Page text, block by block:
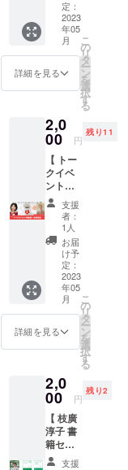
CAMPFIRE
のパート
ラムに参
調達貢献額
は累計1億円
を突破しま
初心者でも
個人でも支
援が集まる
プロジェク
トページを
作成するノ
ウハウをま
とめたサイ
ト
」を運営し
ています。
起案相談は
"無料" で受
援をし
たい人
向けの
リター
ンで
す。 イ
ベント
初日の
場から
実施す
る「配
信イベ
ント」
を視聴
するこ
とがで
きま
す。 ま
た、会
場に掲
載する
「主催
者から
の感謝
コメン
のリ
ターン
の口数
と支援
者数の
合計の
数字に
定：
2023
年05
月
詳細を見る
こ
の
リ
タ
ー
ン
を
選
択
す
る
2,0
00 円
残り11
【 トー
クイベ
ント①
参加券
】\\ 南太
平洋の
コー
ヒー付
き // 感
謝展の2
日目の
午後に
実施す
る有料
プログ
ラム
クイベ
ント
①」に
現地参
加でき
るリ
ターン
支援
者：
1人
お届
け予
定：
2023
年05
月
詳細を見る
こ
の
リ
タ
ー
ン
を
選
択
す
る
2,0
00 円
残り2
【 枝廣
淳子 書
籍セッ
ト 】\\
支援